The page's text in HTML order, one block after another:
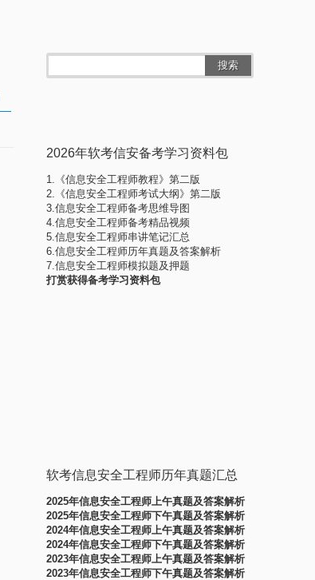
搜索
2026年软考信安备考学习资料包
1.《信息安全工程师教程》第二版
2.《信息安全工程师考试大纲》第二版
3.信息安全工程师备考思维导图
4.信息安全工程师备考精品视频
5.信息安全工程师串讲笔记汇总
6.信息安全工程师历年真题及答案解析
7.信息安全工程师模拟题及押题
打赏获得备考学习资料包
软考信息安全工程师历年真题汇总
2025年信息安全工程师上午真题及答案解析
2025年信息安全工程师下午真题及答案解析
2024年信息安全工程师上午真题及答案解析
2024年信息安全工程师下午真题及答案解析
2023年信息安全工程师上午真题及答案解析
2023年信息安全工程师下午真题及答案解析